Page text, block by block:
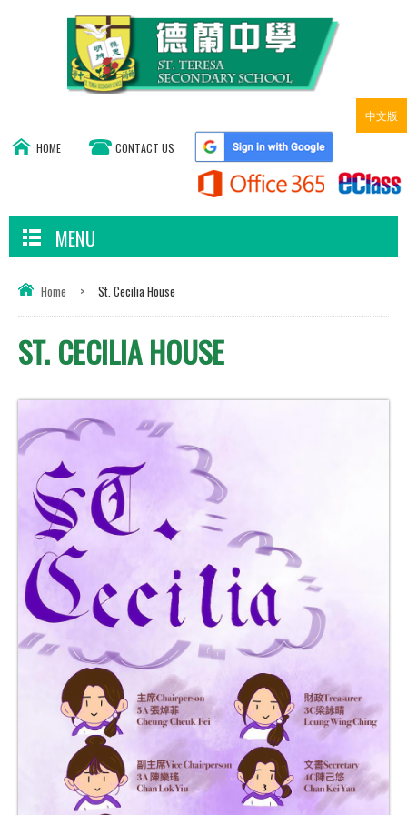
中文版
HOME CONTACT US
MENU
Home > St. Cecilia House
ST. CECILIA HOUSE